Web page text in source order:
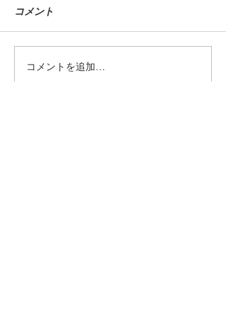
グラストラッカービッグ
コメント
コメントを追加…